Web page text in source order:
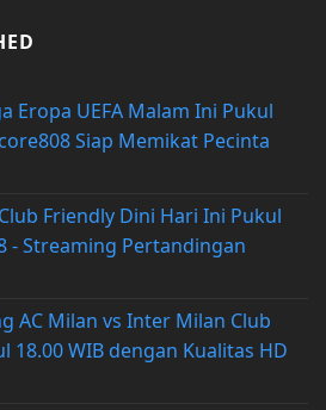
Eropa UEFA Malam Ini Pukul
Siap Memikat Pecinta
Friendly Dini Hari Ini Pukul
- Streaming Pertandingan
AC Milan vs Inter Milan Club
18.00 WIB dengan Kualitas HD